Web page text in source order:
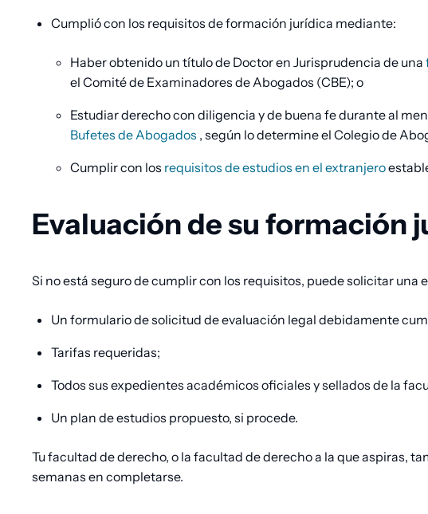
Cumplió con los requisitos de formación jurídica mediante:
Haber obtenido un título de Doctor en Jurisprudencia de una
el Comité de Examinadores de Abogados (CBE); o
Estudiar derecho con diligencia y de buena fe durante al
Bufetes de Abogados , según lo determine el Colegio de
Cumplir con los requisitos de estudios en el extranjero
Evaluación de su formación
Si no está seguro de cumplir con los requisitos, puede solicitar una
Un formulario de solicitud de evaluación legal debidamente
Tarifas requeridas;
Todos sus expedientes académicos oficiales y sellados de la
Un plan de estudios propuesto, si procede.
Tu facultad de derecho, o la facultad de derecho a la que aspiras,
semanas en completarse.